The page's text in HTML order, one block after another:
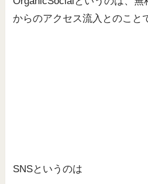
からのアクセス流入とのこと
SNSというのは